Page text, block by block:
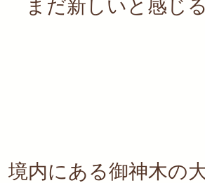
まだ新しいと感じ
境内にある御神木の